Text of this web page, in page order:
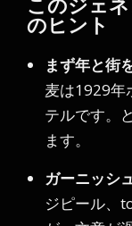
このジェ
のヒント
まず年と街
麦は1929年
テルです。
ます。
ガーニッシ
ジピール、